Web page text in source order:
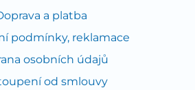
a platba
podmínky, reklamace
osobních údajů
od smlouvy